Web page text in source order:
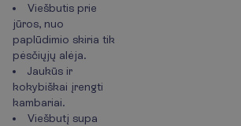
Viešbutis prie
jūros, nuo
paplūdimio skiria tik
pėsčiųjų alėja.
Jaukūs ir
kokybiškai įrengti
kambariai.
Viešbutį supa